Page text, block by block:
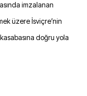
imzalanan
üzere İsviçre’nin
doğru yola